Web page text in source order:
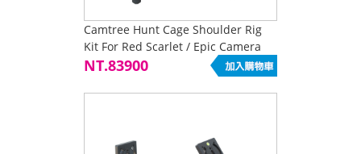
Camtree Hunt Cage Shoulder Rig
Kit For Red Scarlet / Epic Camera
NT.83900